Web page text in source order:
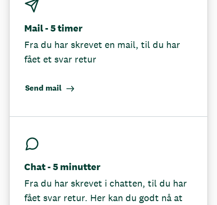
Mail - 5 timer
Fra du har skrevet en mail, til du har
fået et svar retur
Send mail
Chat - 5 minutter
Fra du har skrevet i chatten, til du har
fået svar retur. Her kan du godt nå at